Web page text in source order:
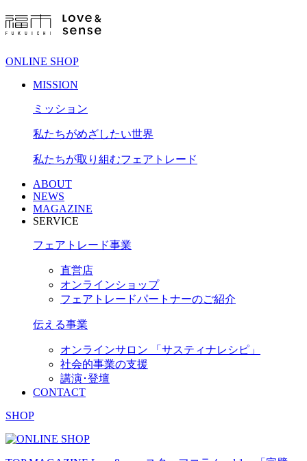
ONLINE SHOP
MISSION
ミッション
私たちがめざしたい世界
私たちが取り組むフェアトレード
ABOUT
NEWS
MAGAZINE
SERVICE
フェアトレード事業
直営店
オンラインショップ
フェアトレードパートナーのご紹介
伝える事業
オンラインサロン 「サスティナレシピ」
社会的事業の支援
講演･登壇
CONTACT
SHOP